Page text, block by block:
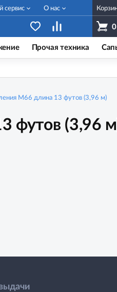
0
сервис О нас
Прочая техника
M66 длина 13 футов (3,96 м)
футов (3,96